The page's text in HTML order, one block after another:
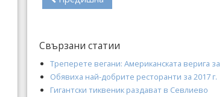
Свързани статии
Треперете вегани: Американската верига
Обявиха най-добрите ресторанти за 2017 г.
Гигантски тиквеник раздават в Севлиево